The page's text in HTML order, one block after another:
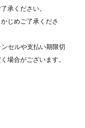
承ください。
じめご了承くださ
セルや支払い期限切
場合がございます。